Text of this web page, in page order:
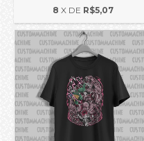
8 X DE R$5,07